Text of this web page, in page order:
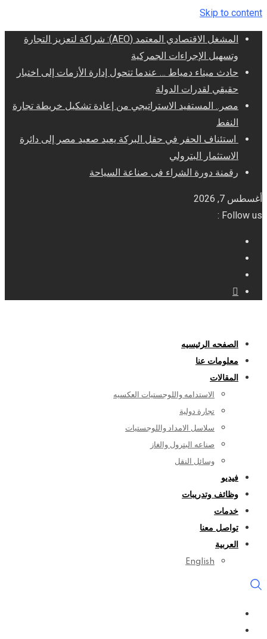
Skip to content
المشغل الاقتصادي المعتمد (AEO): شراكة لتعزيز التجارة
وتسهيل الإجراءات الجمركية
حادث ميناء دمياط … عندما تتحول إدارة الأزمات إلى اختبار
حقيقي لقدرات الدولة
مصر.. المستفيد الاستراتيجي من إعادة تشكيل خريطة تجارة
النفط
استئناف الحفر في حقل البركة يعيد صعيد مصر إلى دائرة
الاستثمار البترولي
رقمنة دورة الشراء فى صناعة السياحة
أغسطس 7, 2026
Follow us :
الصفحه الرئيسيه
معلومات عنا
المقالات
الاستدامه واللوجستيات العكسيه
تجارة دولية
سلاسل الامداد واللوجستيات
صناعه البترول والغاز
وسائل النقل
فيديو
وظائف وتدريبات
خدمات
تواصل معنا
العربية
English